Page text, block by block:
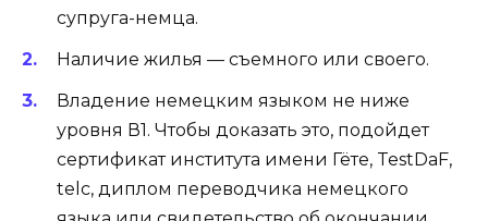
супруга-немца.
Наличие жилья — съемного или своего.
Владение немецким языком не ниже
уровня В1. Чтобы доказать это, подойдет
сертификат института имени Гёте, TestDaF,
telc, диплом переводчика немецкого